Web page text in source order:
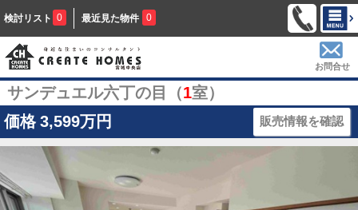
検討リスト 0 最近見た物件 0
お問合せ
サンデュエル六丁の目（1室）
価格 3,599万円 販売情報を確認